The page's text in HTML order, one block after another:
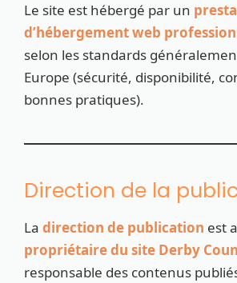
Le site est hébergé par un
d’hébergement web
selon les standards
Europe (sécurité, disponibilité,
bonnes pratiques).
Direction de la
La direction de publication est
propriétaire du site Derby
responsable des contenus